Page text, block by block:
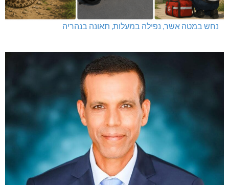
נחש במטה אשר, נפילה במעלות, תאונה בנהריה